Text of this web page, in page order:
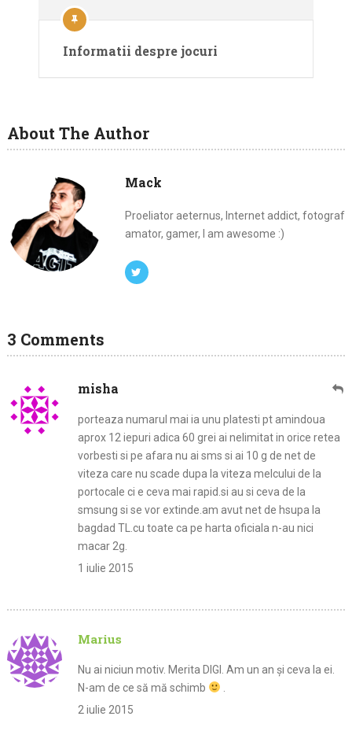
Informatii despre jocuri
About The Author
Mack
Proeliator aeternus, Internet addict, fotograf
amator, gamer, I am awesome :)
3 Comments
misha
porteaza numarul mai ia unu platesti pt amindoua
aprox 12 iepuri adica 60 grei ai nelimitat in orice retea
vorbesti si pe afara nu ai sms si ai 10 g de net de
viteza care nu scade dupa la viteza melcului de la
portocale ci e ceva mai rapid.si au si ceva de la
smsung si se vor extinde.am avut net de hsupa la
bagdad TL.cu toate ca pe harta oficiala n-au nici
macar 2g.
1 iulie 2015
Marius
Nu ai niciun motiv. Merita DIGI. Am un an și ceva la ei.
N-am de ce să mă schimb
2 iulie 2015